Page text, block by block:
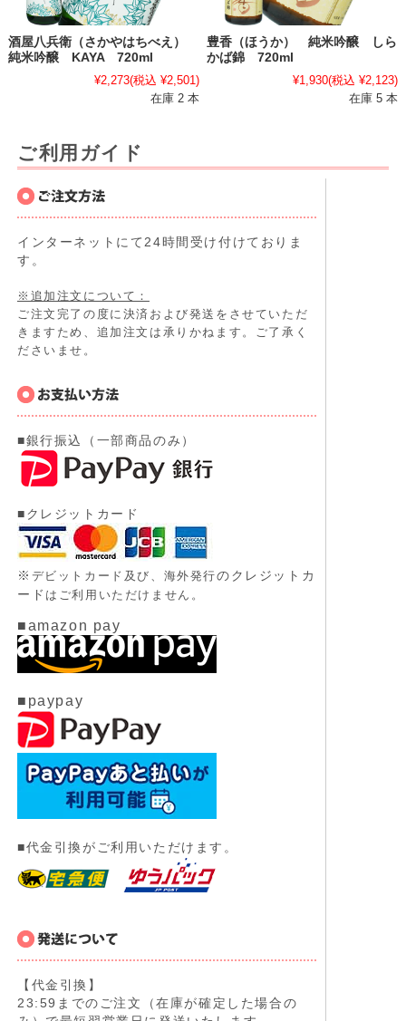
酒屋八兵衛（さかやはちべえ）
純米吟醸 KAYA 720ml
¥2,273(税込 ¥2,501)
在庫 2 本
豊香（ほうか） 純米吟醸 しら
かば錦 720ml
¥1,930(税込 ¥2,123)
在庫 5 本
ご利用ガイド
インターネットにて24時間受け付けておりま
す。
※追加注文について：
ご注文完了の度に決済および発送をさせていただ
きますため、追加注文は承りかねます。ご了承く
ださいませ。
■銀行振込（一部商品のみ）
■クレジットカード
※ デビットカード及び、 海外発行のクレジットカ
ード はご利用いただけません。
■amazon pay
■paypay
■代金引換がご利用いただけます。
【代金引換】
23:59までのご注文（在庫が確定した場合の